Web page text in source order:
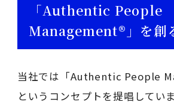
「Authentic People
Management®」を創
当社では「Authentic People
というコンセプトを提唱していま